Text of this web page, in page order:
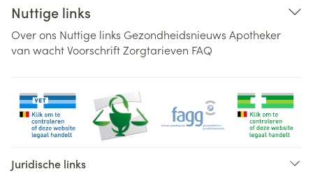
Nuttige links
Over ons Nuttige links Gezondheidsnieuws Apotheker
van wachtVoorschriftZorgtarieven FAQ
Juridische links